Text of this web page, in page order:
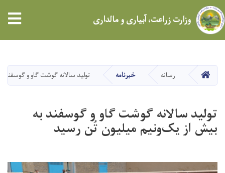
main
content
وزارت زراعت، آبیاری و مالداری
HOME رسانه خبرنامه تولید سالانه گوشت گاو و
تولید سالانه گوشت گاو و گوسفند به
بیش از یک‌ونیم میلیون تُن رسید